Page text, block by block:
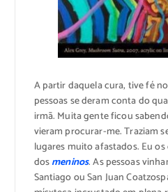
A partir daquela cura, tive fé
pessoas se deram conta do
irmã. Muita gente ficou
vieram procurar-me. Traziam
lugares muito afastados. Eu
dosmeninos. As pessoas
Santiago ou San Juan